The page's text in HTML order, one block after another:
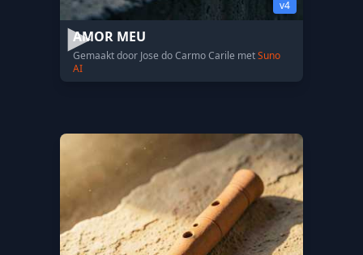
v4
AMOR MEU
Gemaakt door Jose do Carmo Carile metSuno
AI